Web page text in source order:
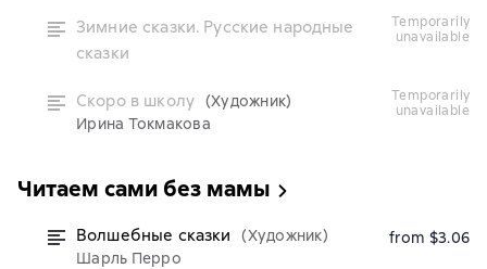
Зимние сказки. Русские народные
сказки
temporarily
unavailable
Скоро в школу (Художник)
Ирина Токмакова
temporarily
unavailable
Читаем сами без мамы
Волшебные сказки
(Художник)
Шарль Перро
from $3.06